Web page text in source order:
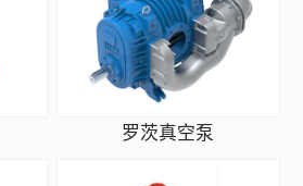
罗茨真空泵